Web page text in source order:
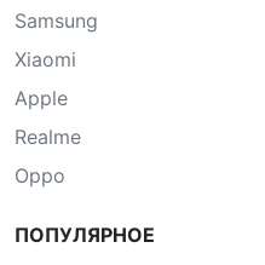
Samsung
Xiaomi
Apple
Realme
Oppo
ПОПУЛЯРНОЕ